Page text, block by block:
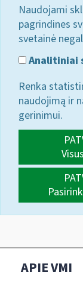
Naudojami
pagrindines
svetainė
Analitiniai
Renka
naudojimą ir
gerinimui.
APIE VMI